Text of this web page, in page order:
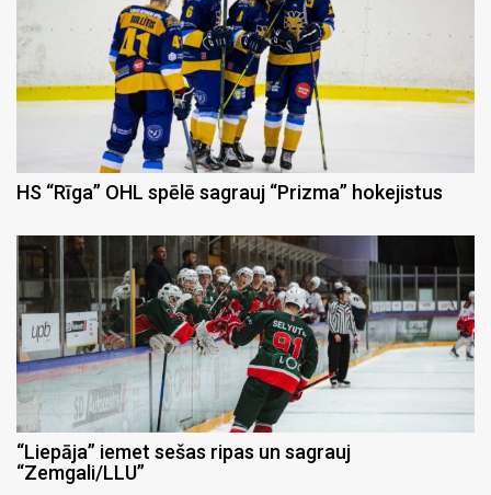
HS “Rīga” OHL spēlē sagrauj “Prizma” hokejistus
“Liepāja” iemet sešas ripas un sagrauj
“Zemgali/LLU”